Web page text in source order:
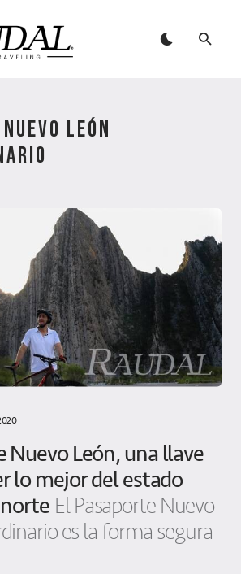
LEÓN
Nuevo León, una llave
lo mejor del estado
El Pasaporte Nuevo
es la forma segura